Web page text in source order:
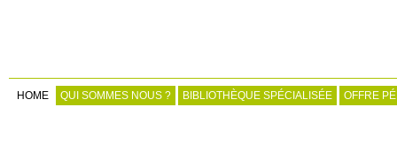
HOME QUI SOMMES NOUS ? BIBLIOTHÈQUE SPÉCIALISÉE OFFRE